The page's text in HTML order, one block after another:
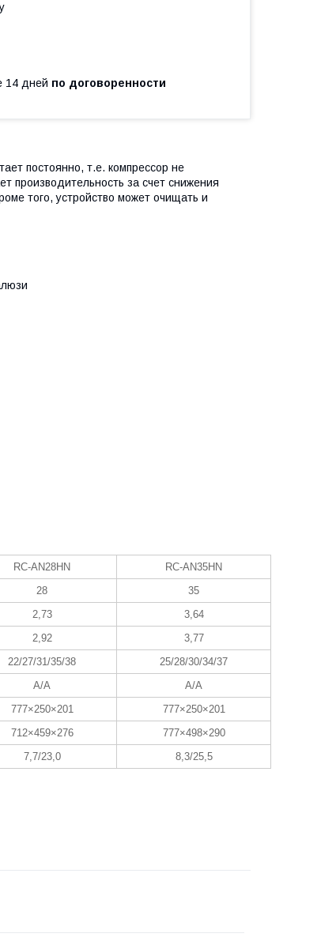
14 дней по договоренности
постоянно, т.е. компрессор не
производительность за счет снижения
того, устройство может очищать и
RC-AN28HN
RC-AN35HN
28
35
2,73
3,64
2,92
3,77
22/27/31/35/38
25/28/30/34/37
A/A
A/A
777×250×201
777×250×201
712×459×276
777×498×290
7,7/23,0 8,3/25,5